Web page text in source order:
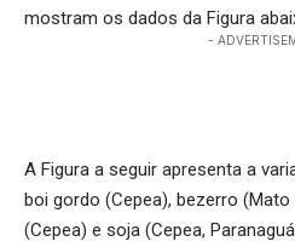
mostram os dados da Figura
-
A Figura a seguir apresenta a
boi gordo (Cepea), bezerro
(Cepea) e soja (Cepea,